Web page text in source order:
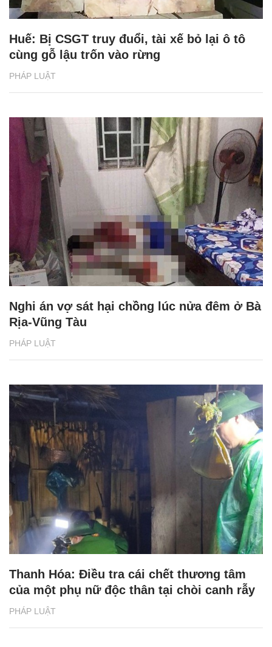
PHÁP LUẬT
Huế: Bị CSGT truy đuổi, tài xế bỏ lại ô tô
cùng gỗ lậu trốn vào rừng
PHÁP LUẬT
Nghi án vợ sát hại chồng lúc nửa đêm ở Bà
Rịa-Vũng Tàu
PHÁP LUẬT
Thanh Hóa: Điều tra cái chết thương tâm
của một phụ nữ độc thân tại chòi canh rẫy